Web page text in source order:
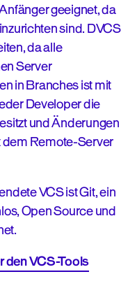
geeignet, da
sind. DVCS
da alle
Server
in Branches ist mit
Developer die
und Änderungen
Remote-Server
VCS ist Git, ein
Open Source und
den VCS-Tools